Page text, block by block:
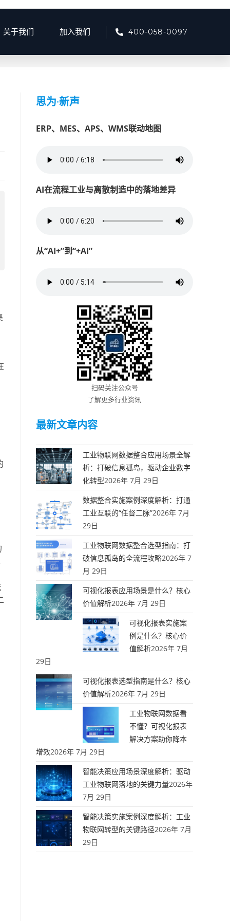
关于我们 加入我们 400-058-0097
如何构建智慧工厂“超级大脑”？解析制造业集中控制系统（CCS）的转型之道
思为·新声
ERP、MES、APS、WMS联动地图
AI在流程工业与离散制造中的落地差异
从“AI+”到“+AI”
扫码关注公众号
了解更多行业资讯
最新文章内容
工业物联网数据整合应用场景全解
析：打破信息孤岛，驱动企业数字
化转型2026年 7月 29日
数据整合实施案例深度解析：打通
工业互联的“任督二脉”2026年 7月
29日
工业物联网数据整合选型指南：打
破信息孤岛的全流程攻略2026年 7
月 29日
可视化报表应用场景是什么？核心
价值解析2026年 7月 29日
可视化报表实施案
例是什么？核心价
值解析2026年 7月
29日
可视化报表选型指南是什么？核心
价值解析2026年 7月 29日
工业物联网数据看
不懂？可视化报表
解决方案助你降本
增效2026年 7月 29日
智能决策应用场景深度解析：驱动
工业物联网落地的关键力量2026年
7月 29日
智能决策实施案例深度解析：工业
物联网转型的关键路径2026年 7月
29日